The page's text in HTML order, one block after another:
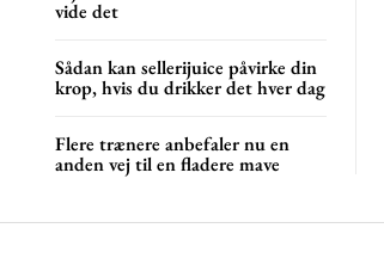
vide det
Sådan kan sellerijuice påvirke din
krop, hvis du drikker det hver dag
Flere trænere anbefaler nu en
anden vej til en fladere mave